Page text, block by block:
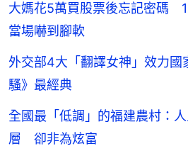
大媽花5萬買股票後忘記密碼
當場嚇到腳軟
外交部4大「翻譯女神」效力
騷》最經典
全國最「低調」的福建農村：
層 卻非為炫富